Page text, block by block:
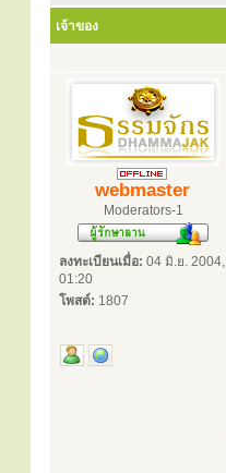
เจ้าของ
webmaster
Moderators-1
ลงทะเบียนเมื่อ: 04 มิ.ย. 2004,
01:20
โพสต์: 1807